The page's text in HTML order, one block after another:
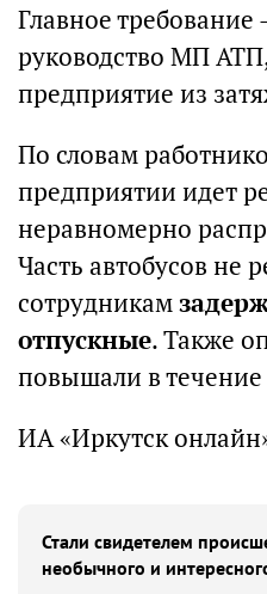
Главное
руководство МП
предприятие из
По словам
предприятии идет
неравномерно
Часть автобусов не
сотрудникам
отпускные. Также
повышали в течение
ИА «Иркутск
Стали свидетелем
необычного и